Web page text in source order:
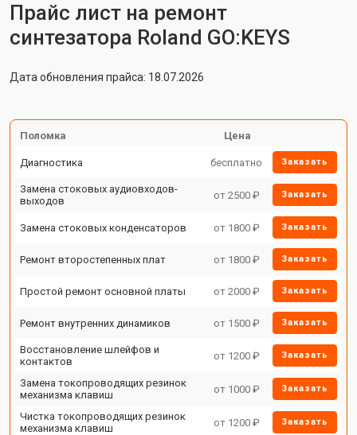
Прайс лист на ремонт
синтезатора Roland GO:KEYS
Дата обновления прайса: 18.07.2026
Поломка Цена
Диагностика бесплатно Заказать
Замена стоковых аудиовходов-
выходов
от 2500 ₽ Заказать
Замена стоковых конденсаторов от 1800 ₽ Заказать
Ремонт второстепенных плат от 1800 ₽ Заказать
Простой ремонт основной платы от 2000 ₽ Заказать
Ремонт внутренних динамиков от 1500 ₽ Заказать
Восстановление шлейфов и
контактов
от 1200 ₽ Заказать
Замена токопроводящих резинок
механизма клавиш
от 1000 ₽ Заказать
Чистка токопроводящих резинок
механизма клавиш
от 1200 ₽ Заказать